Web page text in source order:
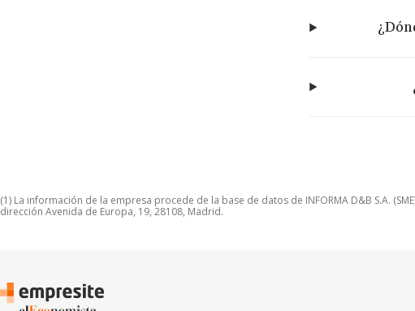
(1) La información de la empresa procede de la base de datos de INFORMA D&B S.A.
dirección Avenida de Europa, 19, 28108, Madrid.